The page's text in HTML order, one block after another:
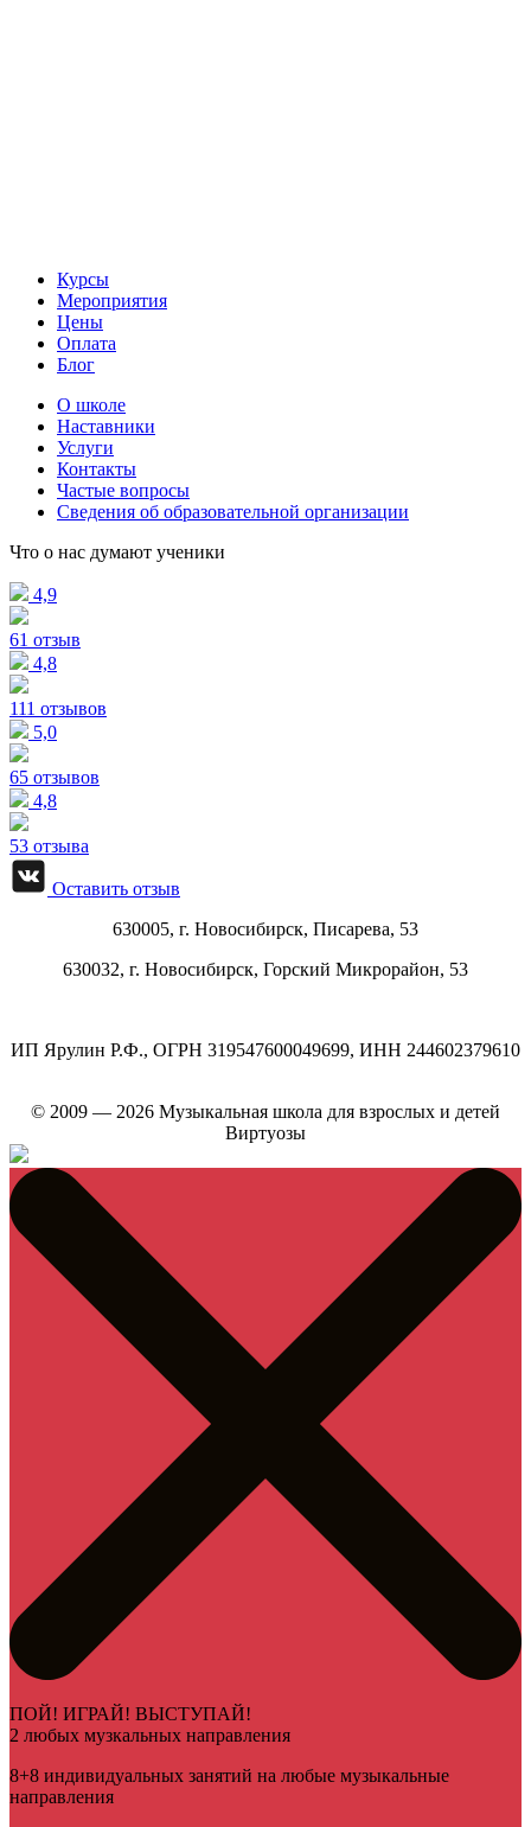
Курсы
Мероприятия
Цены
Оплата
Блог
О школе
Наставники
Услуги
Контакты
Частые вопросы
Сведения об образовательной организации
Что о нас думают ученики
4,9
61 отзыв
4,8
111 отзывов
5,0
65 отзывов
4,8
53 отзыва
Оставить отзыв
630005, г. Новосибирск, Писарева, 53
630032, г. Новосибирск, Горский Микрорайон, 53
ИП Ярулин Р.Ф., ОГРН 319547600049699, ИНН 244602379610
© 2009 — 2026 Музыкальная школа для взрослых и детей
Виртуозы
ПОЙ! ИГРАЙ! ВЫСТУПАЙ!
2 любых музкальных направления
8+8 индивидуальных занятий на любые музыкальные
направления